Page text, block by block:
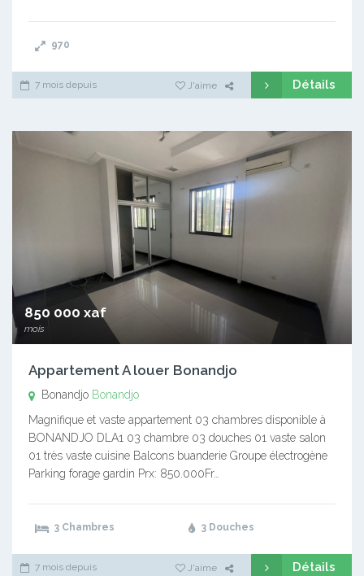
970
7 mois depuis J'aime Détails
850 000 xaf
mois
Appartement A louer Bonandjo
Bonandjo Bonandjo
Magnifique et vaste appartement 03 chambres disponible à
BONANDJO DLA1 03 chambre 03 douches 01 vaste salon
01 très vaste cuisine Balcons buanderie Groupe électrogène
Parking forage gardin Prx: 850.000Fr…
3 Chambres 3 Douches
7 mois depuis J'aime Détails